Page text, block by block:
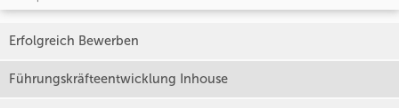
Erfolgreich Bewerben
Führungskräfteentwicklung Inhouse